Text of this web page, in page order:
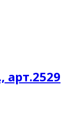
арт.2529